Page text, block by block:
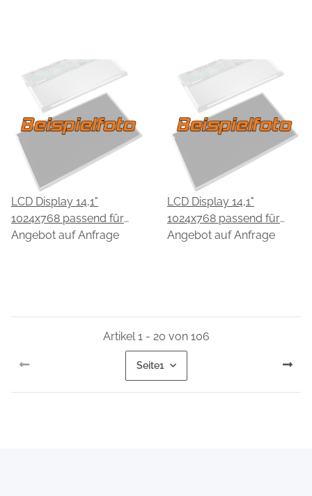
LCD Display 14,1"
1024x768 passend für
CPT CLAA141XD12
Angebot auf Anfrage
LCD Display 14,1"
1024x768 passend für
CPT CLAA141XD13
Angebot auf Anfrage
Artikel 1 - 20 von 106
Seite1